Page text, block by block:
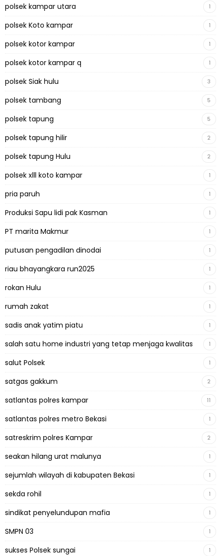
polsek kampar utara 1
polsek Koto kampar 1
polsek kotor kampar 1
polsek kotor kampar q 1
polsek Siak hulu 3
polsek tambang 5
polsek tapung 5
polsek tapung hilir 2
polsek tapung Hulu 2
polsek xlll koto kampar 1
pria paruh 1
Produksi Sapu lidi pak Kasman 1
PT marita Makmur 1
putusan pengadilan dinodai 1
riau bhayangkara run2025 1
rokan Hulu 1
rumah zakat 1
sadis anak yatim piatu 1
salah satu home industri yang tetap menjaga kwalitas 1
salut Polsek 1
satgas gakkum 2
satlantas polres kampar 11
satlantas polres metro Bekasi 1
satreskrim polres Kampar 2
seakan hilang urat malunya 1
sejumlah wilayah di kabupaten Bekasi 1
sekda rohil 1
sindikat penyelundupan mafia 1
SMPN 03 1
sukses Polsek sungai 1